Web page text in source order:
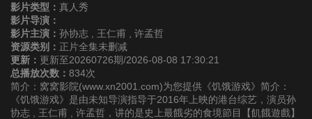
第20190922期 第20190929期
第20191013期 第20191020期
第20191103期 第20191110期 第20191117期
影片类型： 真人秀
影片导演：
影片主演： 孙协志 , 王仁甫 , 许孟哲
资源类别： 正片全集未删减
更新： 更新至20260726期/2026-08-08 17:30:21
总播放次数： 834次
简介：窝窝影院(www.xn2001.com)为您提供《饥饿游戏》简介：
《饥饿游戏》是由未知导演指导于2016年上映的港台综艺，演员孙
协志 , 王仁甫 , 许孟哲，讲的是史上最餓劣的食境節目【飢餓遊戲】